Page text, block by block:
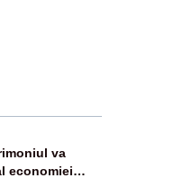
va
economiei